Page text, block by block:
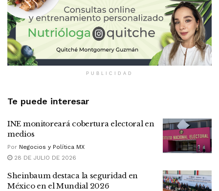
PUBLICIDAD
Te puede interesar
INE monitoreará cobertura electoral en
medios
Por Negocios y Política MX
28 DE JULIO DE 2026
Sheinbaum destaca la seguridad en
México en el Mundial 2026